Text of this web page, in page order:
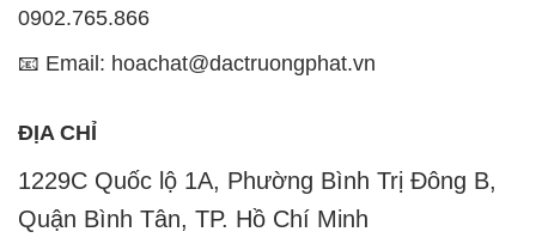
1229C Quốc lộ 1A, Phường Bình Trị Đông B,
Quận Bình Tân, TP. Hồ Chí Minh
CÔNG TY XNK TM SX HÓA CHẤT ĐẮC TRƯỜNG
PHÁT